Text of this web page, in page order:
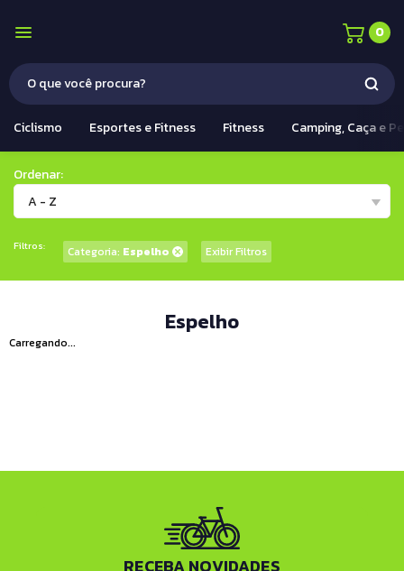
0
Ciclismo Esportes e Fitness Fitness Camping, Caça e
Ordenar:
A - Z
Filtros: Categoria: Espelho Exibir Filtros
Espelho
Carregando...
RECEBA NOVIDADES